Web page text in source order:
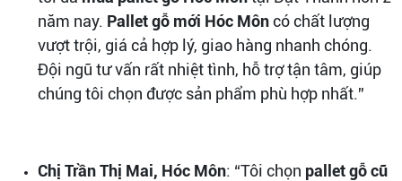
năm nay. Pallet gỗ mới Hóc Môncó chất lượng
vượt trội, giá cả hợp lý, giao hàng nhanh chóng.
Đội ngũ tư vấn rất nhiệt tình, hỗ trợ tận tâm, giúp
chúng tôi chọn được sản phẩm phù hợp nhất.”
Chị Trần Thị Mai, Hóc Môn: “Tôi chọn pallet gỗ cũ